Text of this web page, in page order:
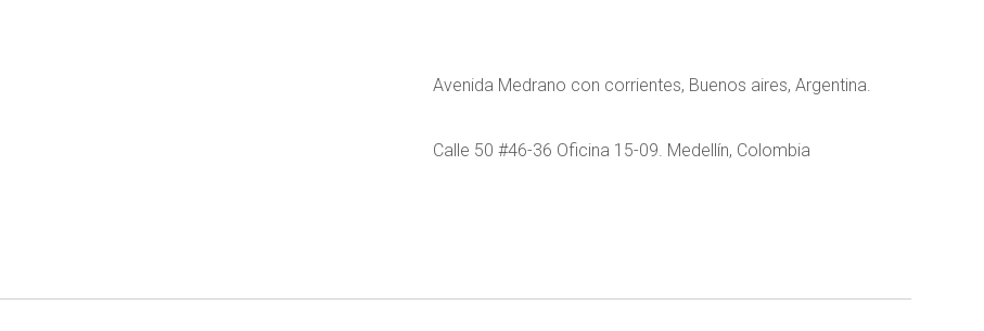
Avenida Medrano con corrientes, Buenos aires, Argentina.
Calle 50 #46-36 Oficina 15-09. Medellín, Colombia